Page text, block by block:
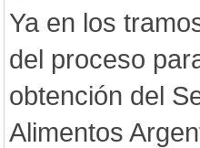
Ya en los
del proceso
obtención del
Alimentos